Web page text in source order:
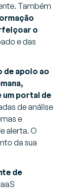
Também
o
e das
de apoio ao
um portal de
de análise
e
alerta. O
da sua
de